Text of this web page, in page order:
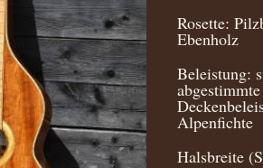
Rosette:
Ebenholz
Beleistung:
abgestimmte
Alpenfichte
Halsbreite